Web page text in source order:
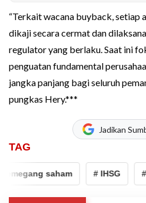
“Terkait wacana buyback, setiap
dikaji secara cermat dan
regulator yang berlaku. Saat ini
penguatan fundamental
jangka panjang bagi seluruh
pungkas Hery.***
Jadikan
TAG
saham # IHSG #